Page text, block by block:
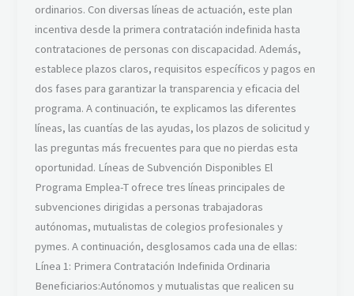
ordinarios. Con diversas líneas de actuación, este plan
incentiva desde la primera contratación indefinida hasta
contrataciones de personas con discapacidad. Además,
establece plazos claros, requisitos específicos y pagos en
dos fases para garantizar la transparencia y eficacia del
programa. A continuación, te explicamos las diferentes
líneas, las cuantías de las ayudas, los plazos de solicitud y
las preguntas más frecuentes para que no pierdas esta
oportunidad. Líneas de Subvención Disponibles El
Programa Emplea-T ofrece tres líneas principales de
subvenciones dirigidas a personas trabajadoras
autónomas, mutualistas de colegios profesionales y
pymes. A continuación, desglosamos cada una de ellas:
Línea 1: Primera Contratación Indefinida Ordinaria
Beneficiarios:Autónomos y mutualistas que realicen su